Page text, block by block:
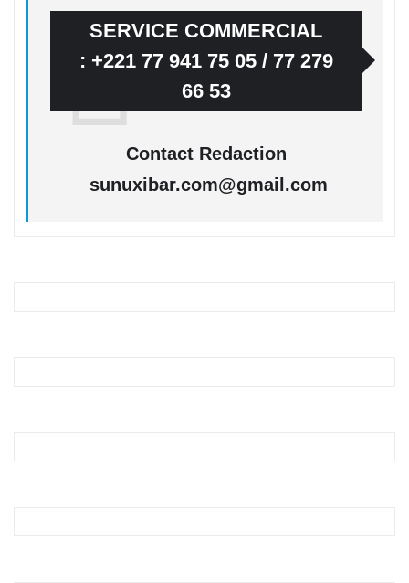
SERVICE COMMERCIAL
: +221 77 941 75 05 / 77 279
66 53
Contact Redaction
sunuxibar.com@gmail.com